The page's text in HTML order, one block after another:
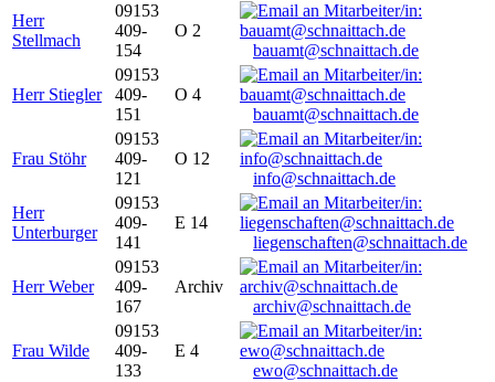
Herr
Stellmach
09153
409-
154
O 2
bauamt@schnaittach.de
Herr Stiegler
09153
409-
151
O 4
bauamt@schnaittach.de
Frau Stöhr
09153
409-
121
O 12
info@schnaittach.de
Herr
Unterburger
09153
409-
141
E 14
liegenschaften@schnaittach.de
Herr Weber
09153
409-
167
Archiv
archiv@schnaittach.de
Frau Wilde
09153
409-
133
E 4
ewo@schnaittach.de